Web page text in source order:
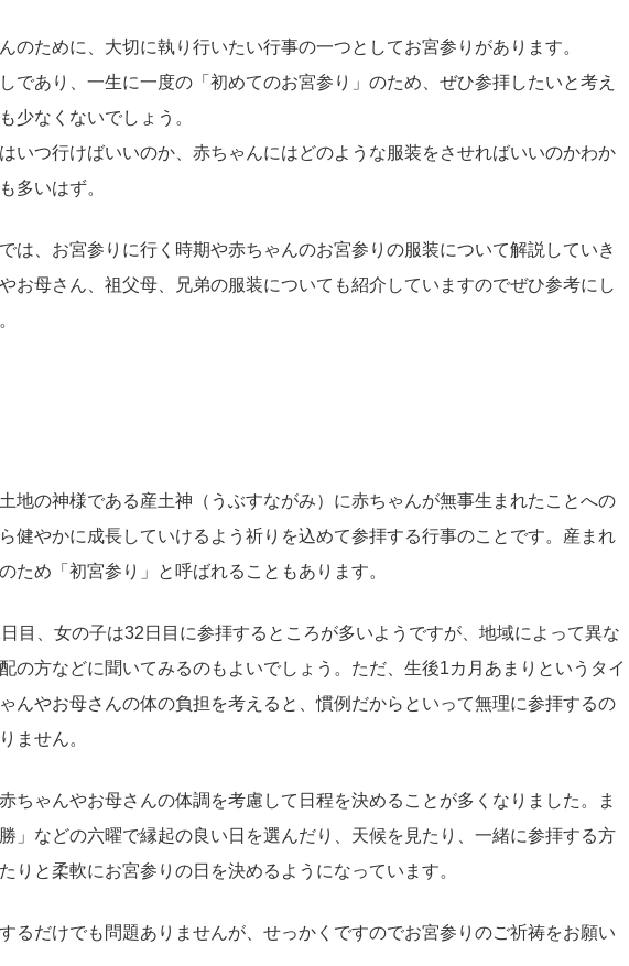
のために、大切に執り行いたい行事の一つとしてお宮参りがあります。
であり、一生に一度の「初めてのお宮参り」のため、ぜひ参拝したいと考え
少なくないでしょう。
いつ行けばいいのか、赤ちゃんにはどのような服装をさせればいいのかわか
多いはず。
は、お宮参りに行く時期や赤ちゃんのお宮参りの服装について解説していき
お母さん、祖父母、兄弟の服装についても紹介していますのでぜひ参考にし
地の神様である産土神（うぶすながみ）に赤ちゃんが無事生まれたことへの
健やかに成長していけるよう祈りを込めて参拝する行事のことです。産まれ
ため「初宮参り」と呼ばれることもあります。
目、女の子は32日目に参拝するところが多いようですが、地域によって異な
の方などに聞いてみるのもよいでしょう。ただ、生後1カ月あまりというタイ
んやお母さんの体の負担を考えると、慣例だからといって無理に参拝するの
ません。
ちゃんやお母さんの体調を考慮して日程を決めることが多くなりました。ま
」などの六曜で縁起の良い日を選んだり、天候を見たり、一緒に参拝する方
りと柔軟にお宮参りの日を決めるようになっています。
るだけでも問題ありませんが、せっかくですのでお宮参りのご祈祷をお願い